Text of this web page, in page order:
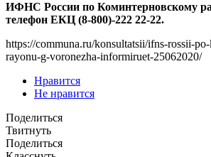
ИФНС России по Коминтерновскому
телефон ЕКЦ (8-800)-222 22-22.
https://communa.ru/konsultatsii/ifns-rossii-
rayonu-g-voronezha-informiruet-25062020/
Нравится
Не нравится
Поделиться
Твитнуть
Поделиться